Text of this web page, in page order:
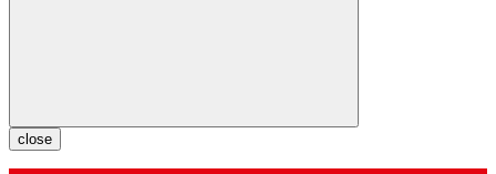
close